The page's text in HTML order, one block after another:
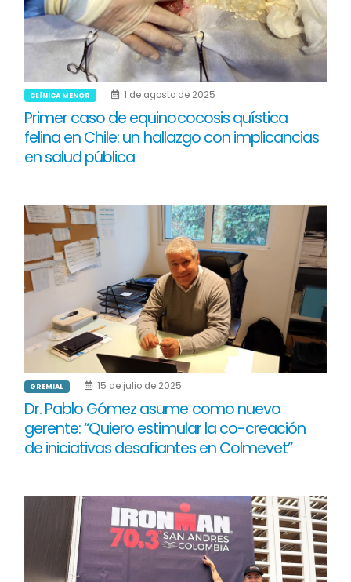
CLÍNICA MENOR 1 de agosto de 2025
Primer caso de equinococosis quística
felina en Chile: un hallazgo con implicancias
en salud pública
GREMIAL 15 de julio de 2025
Dr. Pablo Gómez asume como nuevo
gerente: “Quiero estimular la co-creación
de iniciativas desafiantes en Colmevet”